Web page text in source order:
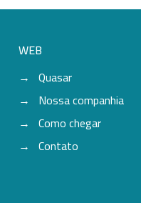
WEB
Quasar
Nossa companhia
Como chegar
Contato